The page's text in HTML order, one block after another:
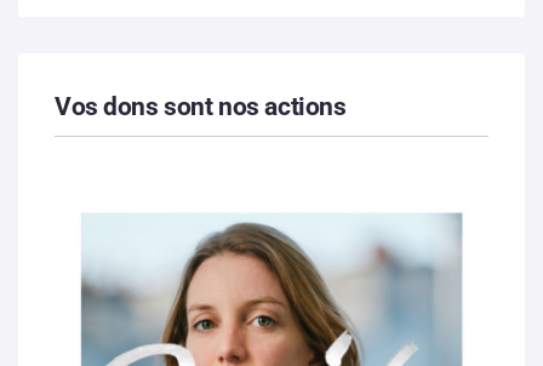
Vos dons sont nos actions